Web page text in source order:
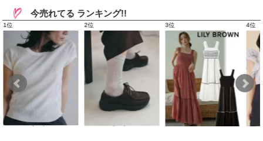
今売れてる ランキング!!